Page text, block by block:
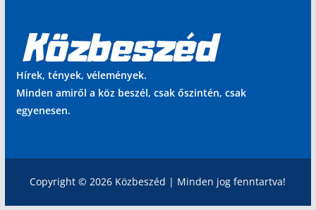
Hírek, tények, vélemények.
Minden amiről a köz beszél, csak őszintén, csak
egyenesen.
Copyright © 2026 Közbeszéd | Minden jog fenntartva!